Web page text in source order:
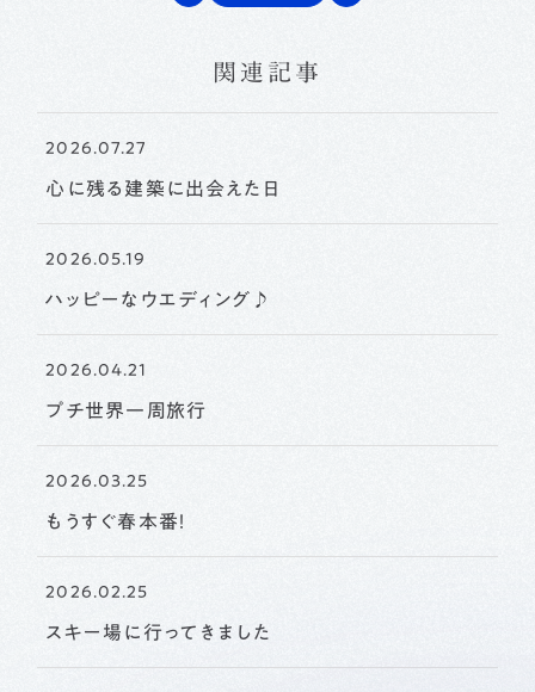
関連記事
2026.07.27
心に残る建築に出会えた日
2026.05.19
ハッピーなウエディング♪
2026.04.21
プチ世界一周旅行
2026.03.25
もうすぐ春本番！
2026.02.25
スキー場に行ってきました